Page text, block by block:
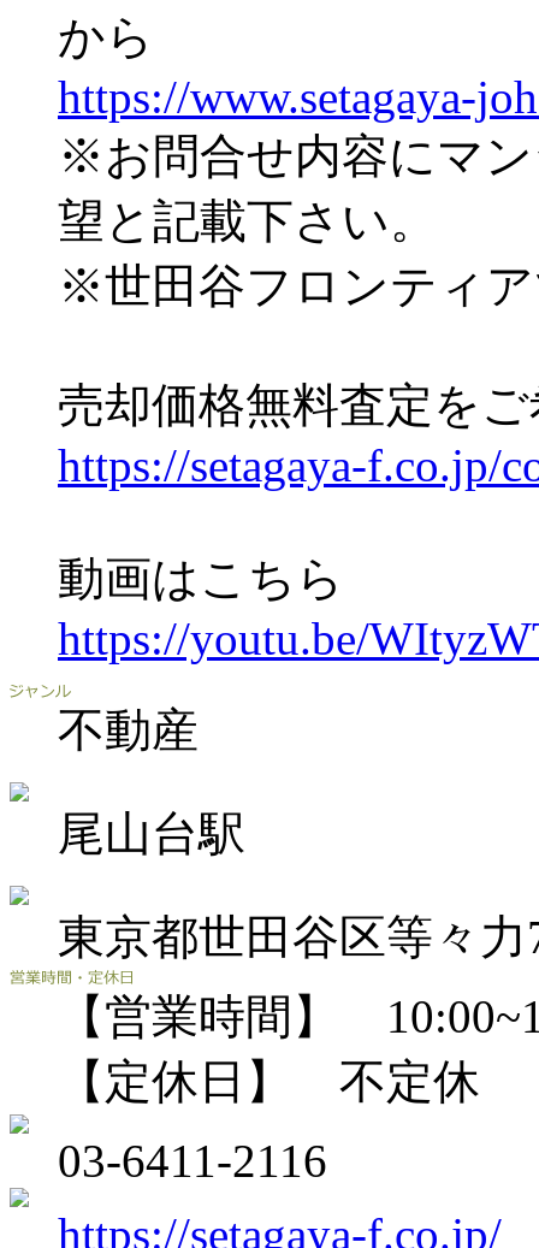
から
https://www.setagaya-
※お問合せ内容にマ
望と記載下さい。
※世田谷フロンティ
売却価格無料査定を
https://setagaya-f.co.jp/
動画はこちら
https://youtu.be/
不動産
尾山台駅
東京都世田谷区等々力
【営業時間】
【定休日】 不定休
03-6411-2116
https://setagaya-f.co.jp/